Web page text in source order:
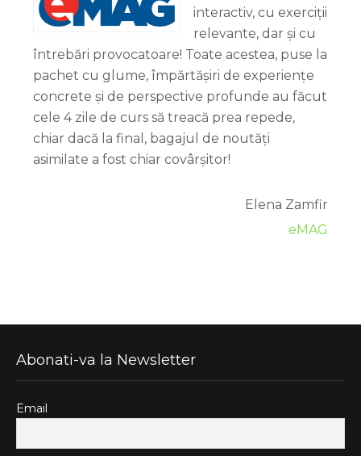
interactiv, cu exerciții
relevante, dar și cu
întrebări provocatoare! Toate acestea, puse la
pachet cu glume, împărtășiri de experiențe
concrete și de perspective profunde au făcut
cele 4 zile de curs să treacă prea repede,
chiar dacă la final, bagajul de noutăți
asimilate a fost chiar covârșitor!
Elena Zamfir
eMAG
Abonati-va la Newsletter
Email